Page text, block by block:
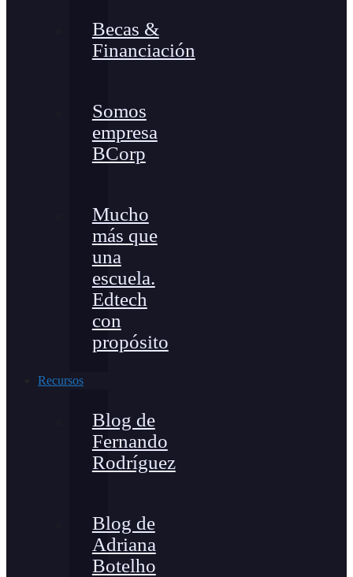
Becas &
Financiación
Somos
empresa
BCorp
Mucho
más que
una
escuela.
Edtech
con
propósito
Recursos
Blog de
Fernando
Rodríguez
Blog de
Adriana
Botelho